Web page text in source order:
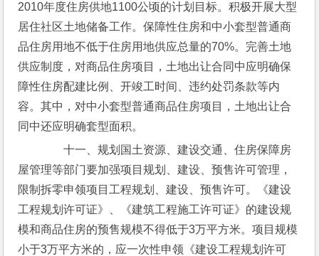
2010年度住房供地1100公顷的计划目标。积极开展大型
居住社区土地储备工作。保障性住房和中小套型普通商
品住房用地不低于住房用地供应总量的70%。完善土地
供应制度，对商品住房项目，土地出让合同中应明确保
障性住房配建比例、开竣工时间、违约处罚条款等内
容。其中，对中小套型普通商品住房项目，土地出让合
同中还应明确套型面积。
十一、规划国土资源、建设交通、住房保障房
屋管理等部门要加强项目规划、建设、预售许可管理，
限制拆零申领项目工程规划、建设、预售许可。《建设
工程规划许可证》、《建筑工程施工许可证》的建设规
模和商品住房的预售规模不得低于3万平方米。项目规模
小于3万平方米的，应一次性申领《建设工程规划许可